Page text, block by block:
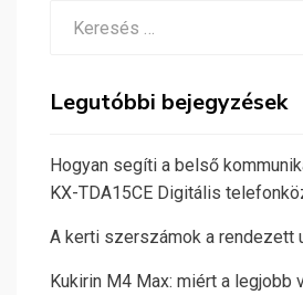
Legutóbbi bejegyzések
Hogyan segíti a belső
KX-TDA15CE Digitális
A kerti szerszámok a rendezett
Kukirin M4 Max: miért a legjobb